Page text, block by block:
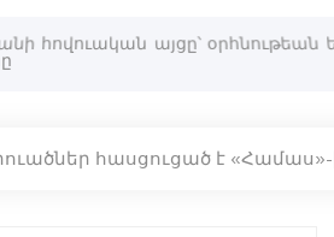
հովուական այցը՝ օրհնութեան
հասցուցած է